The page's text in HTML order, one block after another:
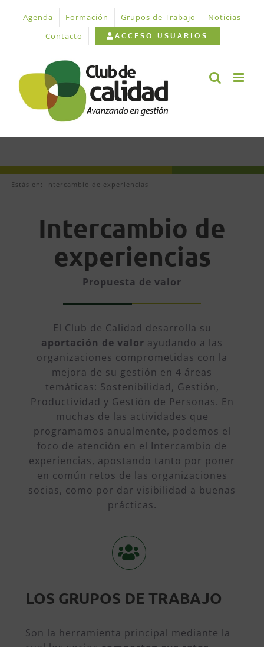
contenido
Agenda Formación Grupos de Trabajo
Noticias
Contacto
ACCESO USUARIOS
Estás en: Intercambio de experiencias
Intercambio de
experiencias
Propuesta de valor
El Club de Calidad desarrolla su
aportación de valor ayudando a las
organizaciones comprometidas con la
mejora de su gestión en 4 áreas
temáticas: Sostenibilidad, Gestión,
Productividad y Gestión de Personas. En
muchas de las actividades que
programamos anualmente, podemos el
foco de atención en el Intercambio de
experiencias, apostando tanto por poner
en común retos de las organizaciones
socias, como por dar visibilidad a buenas
prácticas.
LOS GRUPOS DE TRABAJO
Son la herramienta principal mediante la